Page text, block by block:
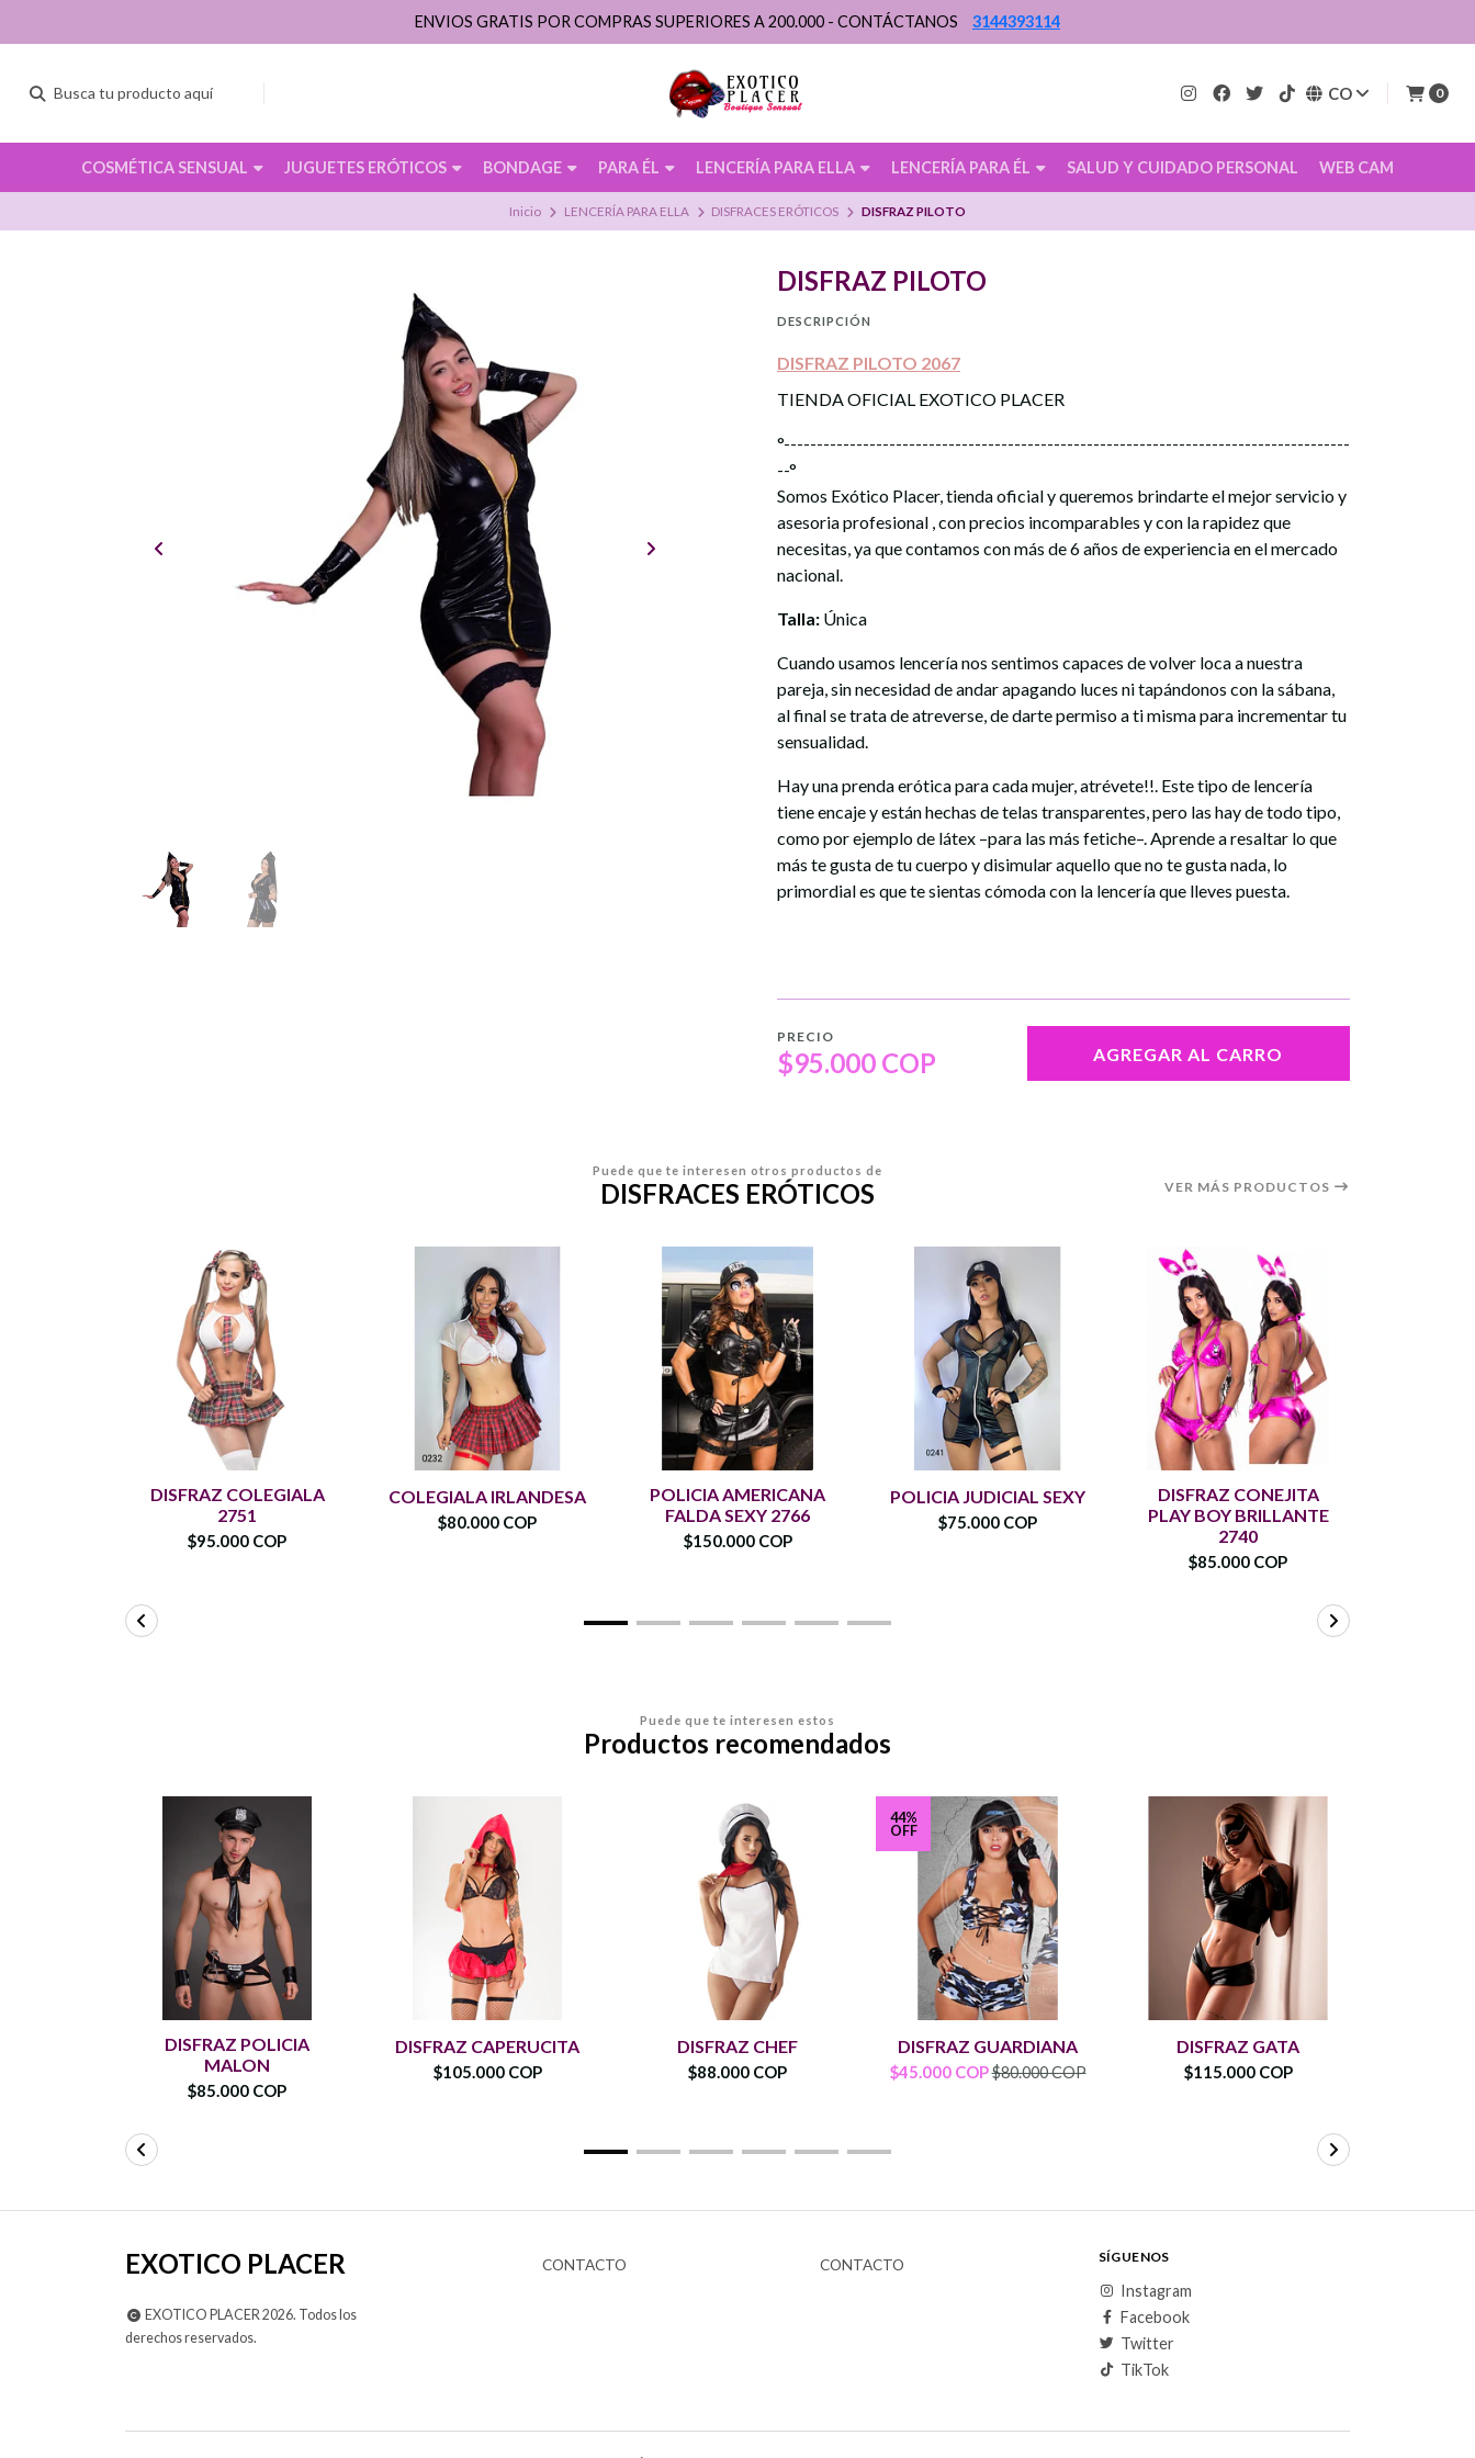
CO 0
COSMÉTICA SENSUAL JUGUETES ERÓTICOS BONDAGE PARA ÉL LENCERÍA PARA ELLA LENCERÍA PARA ÉL SALUD Y CUIDADO PERSONAL WEB CAM
ENVIOS GRATIS POR COMPRAS SUPERIORES A 200.000 - CONTÁCTANOS 3144393114
Inicio LENCERÍA PARA ELLA DISFRACES ERÓTICOS DISFRAZ PILOTO
DISFRAZ PILOTO
DESCRIPCIÓN
DISFRAZ PILOTO 2067
TIENDA OFICIAL EXOTICO PLACER
°--------------------------------------------------------------------------------------
--°
Somos Exótico Placer, tienda oficial y queremos brindarte el mejor servicio y
asesoria profesional , con precios incomparables y con la rapidez que
necesitas, ya que contamos con más de 6 años de experiencia en el mercado
nacional.
Talla: Única
Cuando usamos lencería nos sentimos capaces de volver loca a nuestra
pareja, sin necesidad de andar apagando luces ni tapándonos con la sábana,
al final se trata de atreverse, de darte permiso a ti misma para incrementar tu
sensualidad.
Hay una prenda erótica para cada mujer, atrévete!!. Este tipo de lencería
tiene encaje y están hechas de telas transparentes, pero las hay de todo tipo,
como por ejemplo de látex –para las más fetiche–. Aprende a resaltar lo que
más te gusta de tu cuerpo y disimular aquello que no te gusta nada, lo
primordial es que te sientas cómoda con la lencería que lleves puesta.
PRECIO
$95.000 COP AGREGAR AL CARRO
Puede que te interesen otros productos de
DISFRACES ERÓTICOS VER MÁS PRODUCTOS
DISFRAZ COLEGIALA
2751
$95.000 COP
COLEGIALA IRLANDESA
$80.000 COP
POLICIA AMERICANA
FALDA SEXY 2766
$150.000 COP
POLICIA JUDICIAL SEXY
$75.000 COP
DISFRAZ CONEJITA
PLAY BOY BRILLANTE
2740
$85.000 COP
Puede que te interesen estos
Productos recomendados
DISFRAZ POLICIA
MALON
$85.000 COP
DISFRAZ CAPERUCITA
$105.000 COP
DISFRAZ CHEF
$88.000 COP
44%
OFF
DISFRAZ GUARDIANA
$45.000 COP$80.000 COP
DISFRAZ GATA
$115.000 COP
EXOTICO PLACER
EXOTICO PLACER 2026. Todos los
derechos reservados.
CONTACTO CONTACTO SÍGUENOS
Instagram
Facebook
Twitter
TikTok